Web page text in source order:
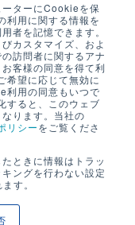
ーターにCookieを保
利用に関する情報を
者を記憶できます。
カスタマイズ、およ
訪問者に関するアナ
客様の同意を得て利
希望に応じて無効に
利用の同意もいつで
すると、このウェブ
ります。当社の
リシーをご覧くださ
ときに情報はトラッ
ングを行わない設定
す。